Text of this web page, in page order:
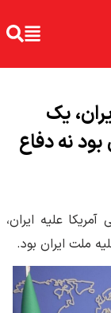
یک
بود نه دفاع
علیه ایران،
ملت ایران بود.